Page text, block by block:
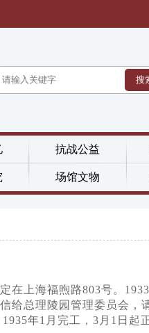
搜
抗战公益
场馆文物
在上海福煦路803号。
给总理陵园管理委员会，
年1月完工，3月1日起